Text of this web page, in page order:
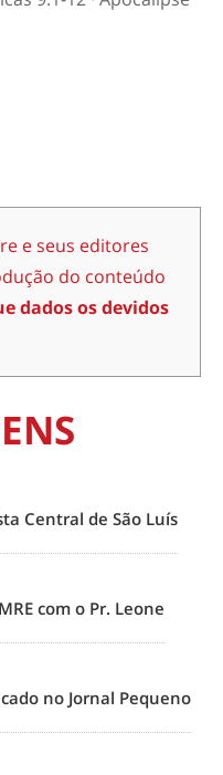
e seus editores
do conteúdo
dados os devidos
Central de São Luís
com o Pr. Leone
no Jornal Pequeno